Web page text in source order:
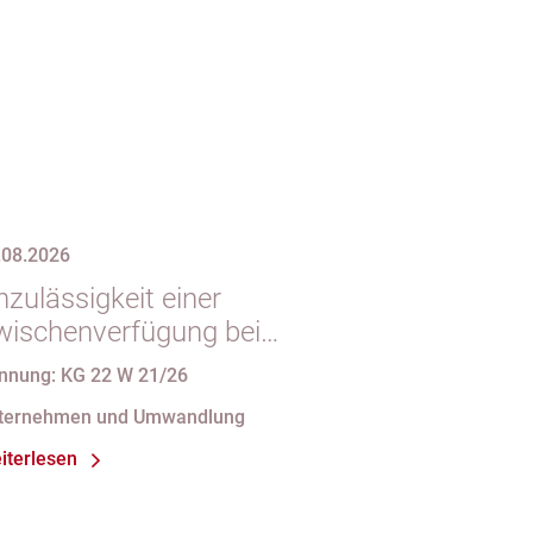
einer
bei
an die
einer eGbR im
KG 22 W 21/26
und Umwandlung